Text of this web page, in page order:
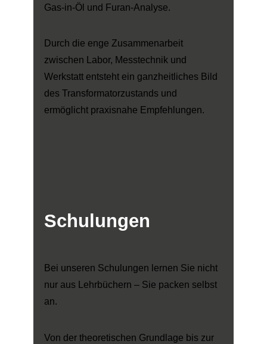
Gas-in-Öl und Furan-Analyse.
Durch die enge Zusammenarbeit
zwischen Labor, Messtechnik und
Werkstatt entsteht ein ganzheitliches Bild
des Transformatorzustands und
ermöglicht praxisnahe Empfehlungen.
Schulungen
Bei unseren Schulungen lernen Sie nicht
nur aus Lehrbüchern – Sie packen selbst
an.
Von der theoretischen Grundlage bis zur